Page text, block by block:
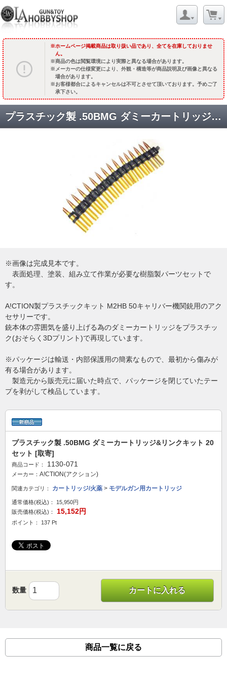
ホームページ掲載商品は取り扱い品であり、全てを在庫しておりませ
ん。
商品の色は閲覧環境により実際と異なる場合があります。
メーカーの仕様変更により、外観・構造等が商品説明及び画像と異なる
場合があります。
お客様都合によるキャンセルは不可とさせて頂いております。予めご了
承下さい。
プラスチック製 .50BMG ダミーカートリッジ&リンクキット 20セット [取寄]
※画像は完成見本です。
表面処理、塗装、組み立て作業が必要な樹脂製パーツセットで
す。
A!CTION製プラスチックキット M2HB 50キャリバー機関銃用のアク
セサリーです。
銃本体の雰囲気を盛り上げる為のダミーカートリッジをプラスチッ
ク(おそらく3Dプリント)で再現しています。
※パッケージは輸送・内部保護用の簡素なもので、最初から傷みが
有る場合があります。
製造元から販売元に届いた時点で、パッケージを閉じていたテー
プを剥がして検品しています。
プラスチック製 .50BMG ダミーカートリッジ&リンクキット 20
セット [取寄]
商品コード： 1130-071
メーカー： A!CTION(アクション)
関連カテゴリ： カートリッジ/火薬 > モデルガン用カートリッジ
通常価格(税込)：
15,950円
販売価格(税込)：
15,152円
ポイント： 137 Pt
数量 カートに入れる
商品一覧に戻る